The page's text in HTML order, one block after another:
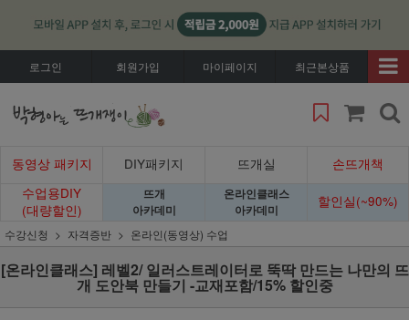
로그인 회원가입 마이페이지 최근본상품
동영상 패키지 DIY패키지 뜨개실
손뜨개책
수업용DIY
(대량할인)
뜨개
아카데미
온라인클래스
아카데미
할인실(~90%)
수강신청 자격증반 온라인(동영상) 수업
[온라인클래스] 레벨2/ 일러스트레이터로 뚝딱 만드는 나만의 뜨
개 도안북 만들기 -교재포함/15% 할인중